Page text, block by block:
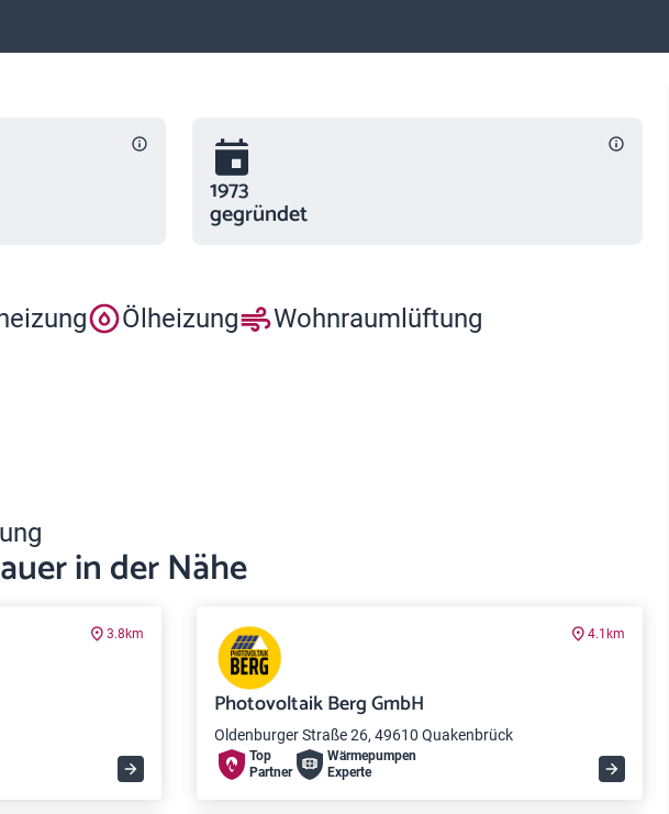
1973
gegründet
Ölheizung
Wohnraumlüftung
in der Nähe
3.8km 4.1km
Photovoltaik Berg GmbH
Oldenburger Straße 26, 49610 Quakenbrück
Top
Partner
Wärme­pumpen
Experte